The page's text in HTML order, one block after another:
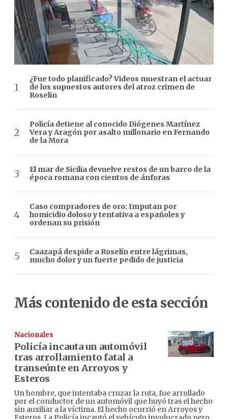
¿Fue todo planificado? Videos muestran el actuar
de los supuestos autores del atroz crimen de
Roselin
Policía detiene al conocido Diógenes Martínez
Vera y Aragón por asalto millonario en Fernando
de la Mora
El mar de Sicilia devuelve restos de un barco de la
época romana con cientos de ánforas
Caso compradores de oro: Imputan por
homicidio doloso y tentativa a españoles y
ordenan su prisión
Caazapá despide a Roselín entre lágrimas,
mucho dolor y un fuerte pedido de justicia
Más contenido de esta sección
Nacionales
Policía incauta un automóvil
tras arrollamiento fatal a
transeúnte en Arroyos y
Esteros
Un hombre, que intentaba cruzar la ruta, fue arrollado
por el conductor de un automóvil que huyó tras el hecho
sin auxiliar a la víctima. El hecho ocurrió en Arroyos y